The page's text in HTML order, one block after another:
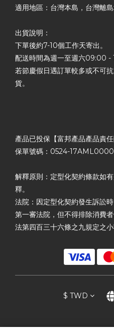
適用地區：台灣本島，台灣離
出貨說明：
下單後約7-10個工作天寄出。
配送時間為週一至週六09:00 -
若節慶假日遇訂單較多或不可
貨。
產品已投保【富邦產品產品責
保單號碼：0524-
解釋原則：定型化契約條款如
釋。
法院：因定型化契約發生訴訟
第一審法院，但不得排除消費
法第四百三十六條之九規定之小
$ TWD